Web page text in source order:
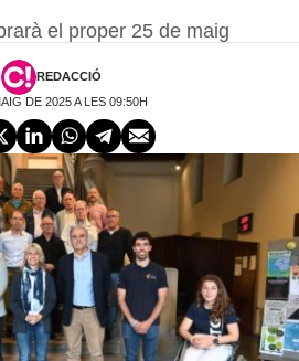
el proper 25 de maig
REDACCIÓ
DE 2025 A LES 09:50H